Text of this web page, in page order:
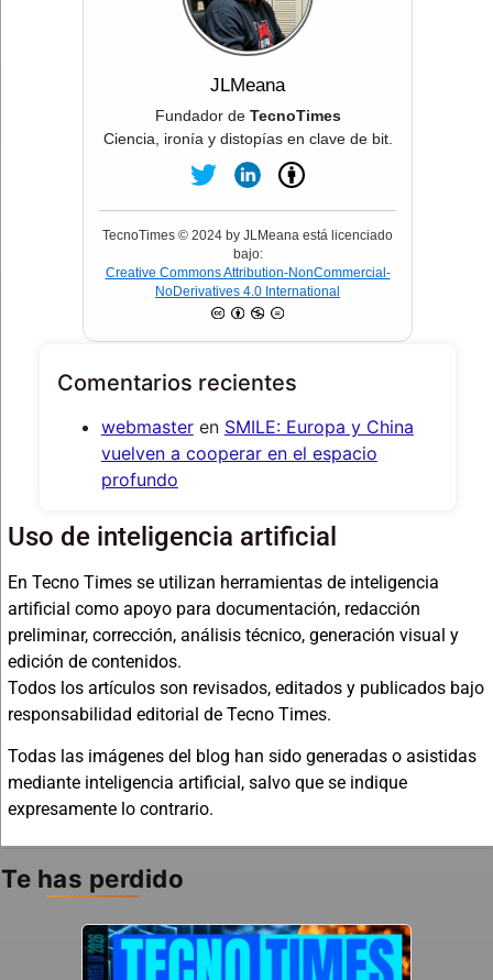
JLMeana
Fundador de TecnoTimes
Ciencia, ironía y distopías en clave de bit.
TecnoTimes © 2024 by JLMeana está licenciado
bajo:
Creative Commons Attribution-NonCommercial-
NoDerivatives 4.0 International
Comentarios recientes
webmasteren SMILE: Europa y China
vuelven a cooperar en el espacio
profundo
Uso de inteligencia artificial
En Tecno Times se utilizan herramientas de inteligencia
artificial como apoyo para documentación, redacción
preliminar, corrección, análisis técnico, generación visual y
edición de contenidos.
Todos los artículos son revisados, editados y publicados bajo
responsabilidad editorial de Tecno Times.
Todas las imágenes del blog han sido generadas o asistidas
mediante inteligencia artificial, salvo que se indique
expresamente lo contrario.
Te has perdido